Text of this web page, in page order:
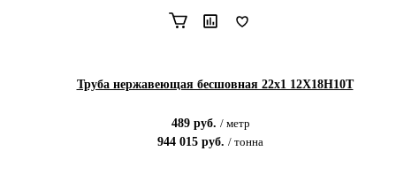
Труба нержавеющая бесшовная 22х1 12Х18Н10Т
489руб. / метр
944 015 руб. / тонна